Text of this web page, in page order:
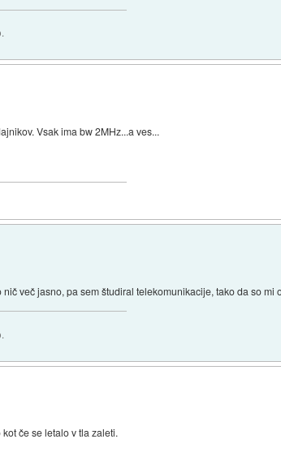
Vsak ima bw 2MHz...a ves...
več jasno, pa sem študiral telekomunikacije, tako da so mi
če se letalo v tla zaleti.